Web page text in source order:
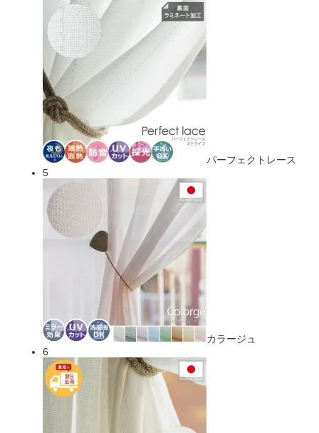
パーフェクトレース
5
カラージュ
6